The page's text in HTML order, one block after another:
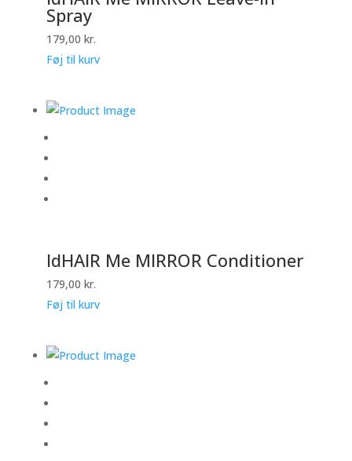
Spray
179,00 kr.
Føj til kurv
IdHAIR Me MIRROR Conditioner
179,00 kr.
Føj til kurv